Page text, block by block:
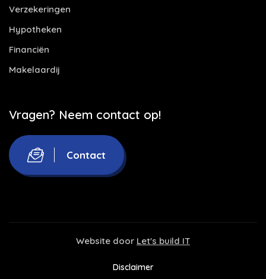
Verzekeringen
Hypotheken
Financiën
Makelaardij
Vragen? Neem contact op!
Contact
Website door Let's build IT
Disclaimer